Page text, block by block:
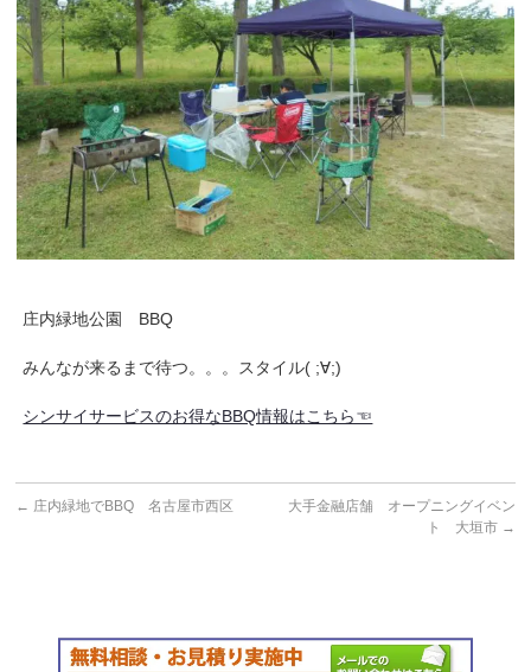
庄内緑地公園 BBQ
みんなが来るまで待つ。。。スタイル( ;∀;)
シンサイサービスのお得なBBQ情報はこちら☜
← 庄内緑地でBBQ 名古屋市西区
大手金融店舗 オープニングイベン
ト 大垣市 →